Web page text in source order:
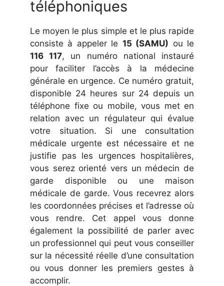
téléphoniques
Le moyen le plus simple et le plus rapide
consiste à appeler le 15 (SAMU) ou le
116 117, un numéro national instauré
pour faciliter l’accès à la médecine
générale en urgence. Ce numéro gratuit,
disponible 24 heures sur 24 depuis un
téléphone fixe ou mobile, vous met en
relation avec un régulateur qui évalue
votre situation. Si une consultation
médicale urgente est nécessaire et ne
justifie pas les urgences hospitalières,
vous serez orienté vers un médecin de
garde disponible ou une maison
médicale de garde. Vous recevrez alors
les coordonnées précises et l’adresse où
vous rendre. Cet appel vous donne
également la possibilité de parler avec
un professionnel qui peut vous conseiller
sur la nécessité réelle d’une consultation
ou vous donner les premiers gestes à
accomplir.